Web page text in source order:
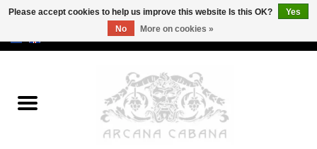
Old & Rare
Please accept cookies to help us improve this website Is this OK?
Yes
No
More on cookies »